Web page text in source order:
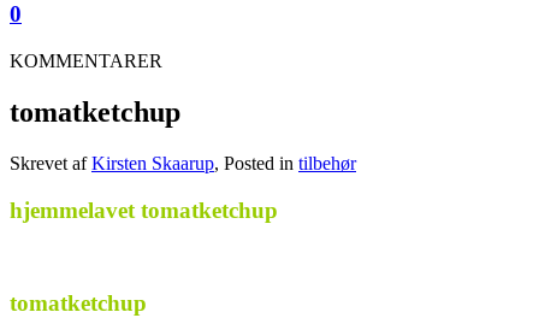
0
KOMMENTARER
tomatketchup
Skrevet afKirsten Skaarup, Posted in tilbehør
hjemmelavet tomatketchup
tomatketchup